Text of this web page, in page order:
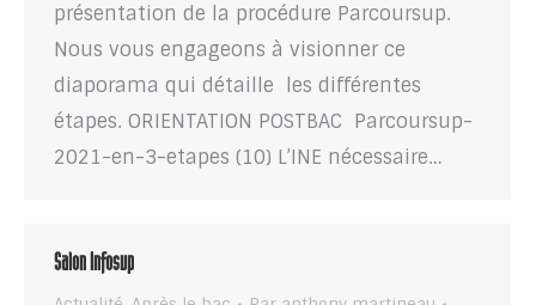
présentation de la procédure Parcoursup.
Nous vous engageons à visionner ce
diaporama qui détaille les différentes
étapes. ORIENTATION POSTBAC Parcoursup-
2021-en-3-etapes (10) L’INE nécessaire…
Salon Infosup